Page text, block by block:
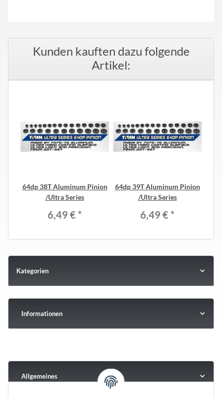
Kunden kauften dazu folgende
Artikel:
64dp 38T Aluminum Pinion
/Ultra Series
6,49 € *
64dp 39T Aluminum Pinion
/Ultra Series
6,49 € *
Kategorien
Informationen
Allgemeines